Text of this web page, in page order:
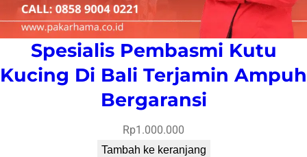
Spesialis Pembasmi Kutu
Kucing Di Bali Terjamin Ampuh
Bergaransi
Rp1.000.000
Tambah ke keranjang